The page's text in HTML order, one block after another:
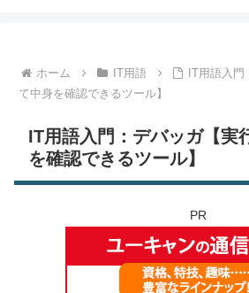
ホーム IT用語
IT用語入門
て中身を確認できるツール】
IT用語入門：デバッガ【実
を確認できるツール】
PR